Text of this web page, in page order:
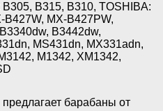
B305, B315, B310, TOSHIBA:
MX-B427PW,
B3442dw,
MS431dn, MX331adn,
M1342, XM1342,
барабаны от